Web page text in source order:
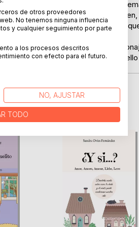
vista? No, seguro que eres
que, si esa persona te conociera
que tú eras el único con el
con nosotros. Los
por el antojadizo destino, y todo
DEBoD
de otros proveedores
No tenemos ninguna influencia
y cualquier seguimiento por parte
a los procesos descritos
con efecto para el futuro.
NO, AJUSTAR
TODO